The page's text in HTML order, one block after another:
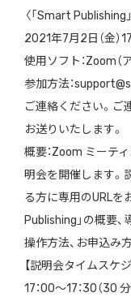
〈「Smart Publishing
2021年7月2日（金）
使用ソフト：Zoom（
参加方法：
ご連絡ください。ご
お送りいたします。
概要：Zoom ミーテ
明会を開催します。
る方に専用のURLを
Publishing」の概要
操作方法、お申込み
【説明会タイムスケジ
17：00〜17：30（30 分